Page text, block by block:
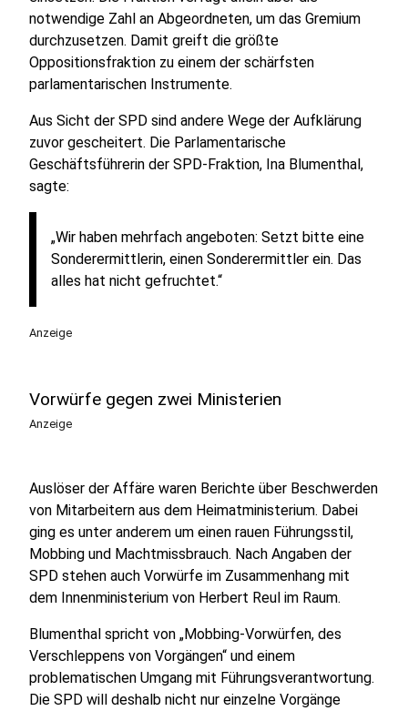
notwendige Zahl an Abgeordneten, um das Gremium
durchzusetzen. Damit greift die größte
Oppositionsfraktion zu einem der schärfsten
parlamentarischen Instrumente.
Aus Sicht der SPD sind andere Wege der Aufklärung
zuvor gescheitert. Die Parlamentarische
Geschäftsführerin der SPD-Fraktion, Ina Blumenthal,
sagte:
„Wir haben mehrfach angeboten: Setzt bitte eine
Sonderermittlerin, einen Sonderermittler ein. Das
alles hat nicht gefruchtet.“
Anzeige
Vorwürfe gegen zwei Ministerien
Anzeige
Auslöser der Affäre waren Berichte über Beschwerden
von Mitarbeitern aus dem Heimatministerium. Dabei
ging es unter anderem um einen rauen Führungsstil,
Mobbing und Machtmissbrauch. Nach Angaben der
SPD stehen auch Vorwürfe im Zusammenhang mit
dem Innenministerium von Herbert Reul im Raum.
Blumenthal spricht von „Mobbing-Vorwürfen, des
Verschleppens von Vorgängen“ und einem
problematischen Umgang mit Führungsverantwortung.
Die SPD will deshalb nicht nur einzelne Vorgänge